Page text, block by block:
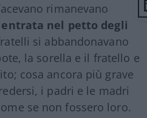
rimanevano
entrata nel petto degli
si abbandonavano
la sorella e il fratello e
cosa ancora più grave
i padri e le madri
se non fossero loro.